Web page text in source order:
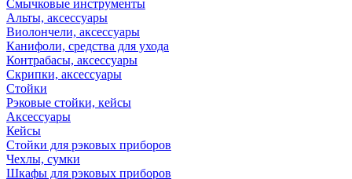
Смычковые инструменты
Альты, аксессуары
Виолончели, аксессуары
Канифоли, средства для ухода
Контрабасы, аксессуары
Скрипки, аксессуары
Стойки
Рэковые стойки, кейсы
Аксессуары
Кейсы
Стойки для рэковых приборов
Чехлы, сумки
Шкафы для рэковых приборов